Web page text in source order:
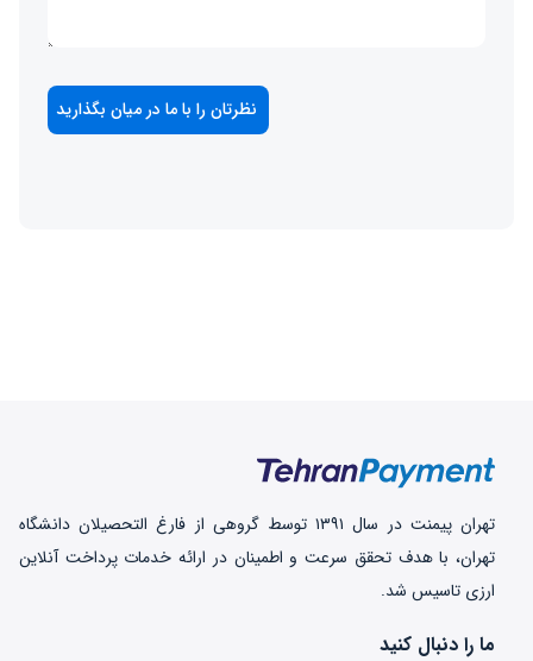
تهران‌ پیمنت در سال ۱۳۹۱ توسط گروهی از فارغ التحصیلان دانشگاه
تهران، با هدف تحقق سرعت و اطمینان در ارائه خدمات پرداخت‌ آنلاین
ارزی تاسیس شد.
ما را دنبال کنید